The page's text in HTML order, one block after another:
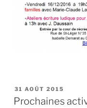
PUBLIÉ
LE
31 AOÛT 2015
Prochaines